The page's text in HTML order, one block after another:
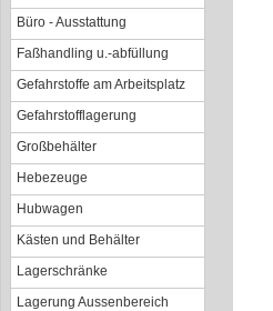
Büro - Ausstattung
Faßhandling u.-abfüllung
Gefahrstoffe am Arbeitsplatz
Gefahrstofflagerung
Großbehälter
Hebezeuge
Hubwagen
Kästen und Behälter
Lagerschränke
Lagerung Aussenbereich